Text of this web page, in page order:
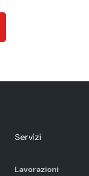
Servizi
Lavorazioni